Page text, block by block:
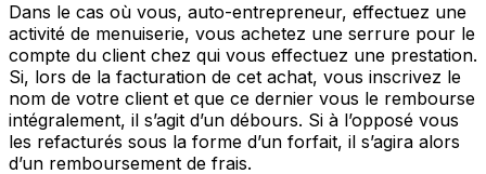
Dans le cas où vous, auto-entrepreneur, effectuez une
activité de menuiserie, vous achetez une serrure pour le
compte du client chez qui vous effectuez une prestation.
Si, lors de la facturation de cet achat, vous inscrivez le
nom de votre client et que ce dernier vous le rembourse
intégralement, il s’agit d’un débours. Si à l’opposé vous
les refacturés sous la forme d’un forfait, il s’agira alors
d’un remboursement de frais.